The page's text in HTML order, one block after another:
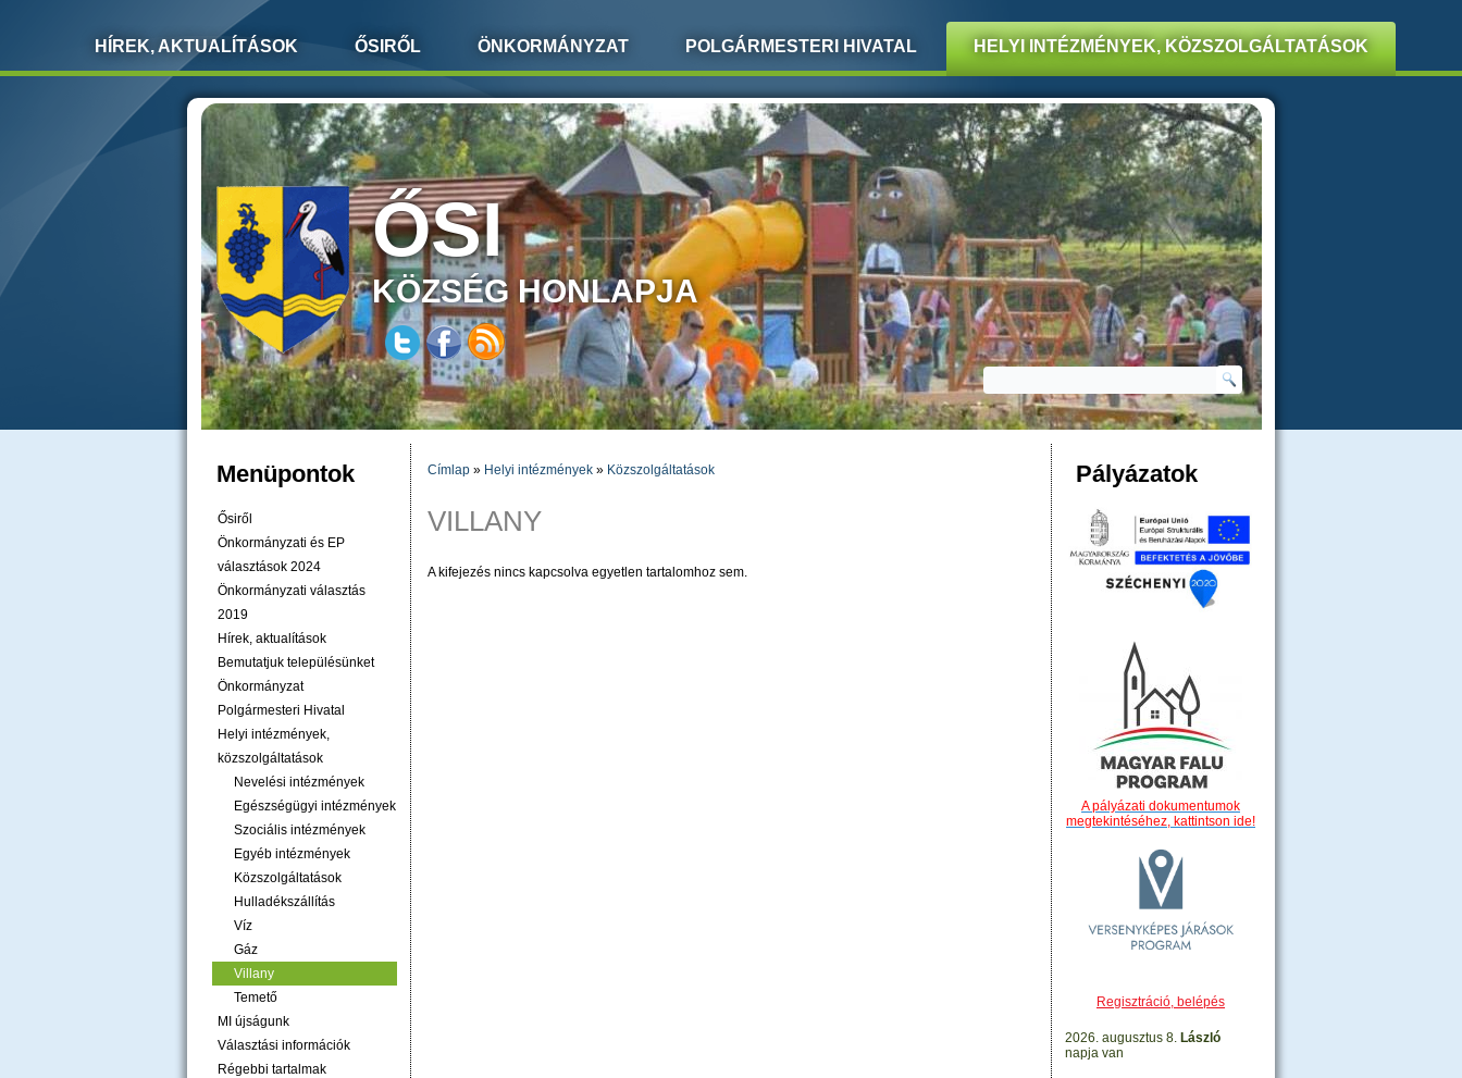
HÍREK, AKTUALÍTÁSOK ŐSIRŐL ÖNKORMÁNYZAT POLGÁRMESTERI HIVATAL HELYI INTÉZMÉNYEK, KÖZSZOLGÁLTATÁSOK
ŐSI
KÖZSÉG HONLAPJA
KERESÉS ŰRLAP
Keresés
Menüpontok
Ősiről
Önkormányzati és EP
választások 2024
Önkormányzati választás
2019
Hírek, aktualítások
Bemutatjuk településünket
Önkormányzat
Polgármesteri Hivatal
Helyi intézmények,
közszolgáltatások
Nevelési intézmények
Egészségügyi intézmények
Szociális intézmények
Egyéb intézmények
Közszolgáltatások
Hulladékszállítás
Víz
Gáz
Villany
Temető
MI újságunk
Választási információk
Régebbi tartalmak
JELENLEGI HELY
Címlap » Helyi intézmények » Közszolgáltatások
VILLANY
A kifejezés nincs kapcsolva egyetlen tartalomhoz sem.
Pályázatok
A pályázati dokumentumok
megtekintéséhez, kattintson ide!
Regisztráció, belépés
2026. augusztus 8. László
napja van